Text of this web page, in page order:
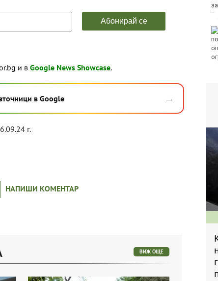
и в Google News Showcase.
в Google →
г.
НАПИШИ КОМЕНТАР
само през юли
Петролът поскъпва
ВИЖ ОЩЕ